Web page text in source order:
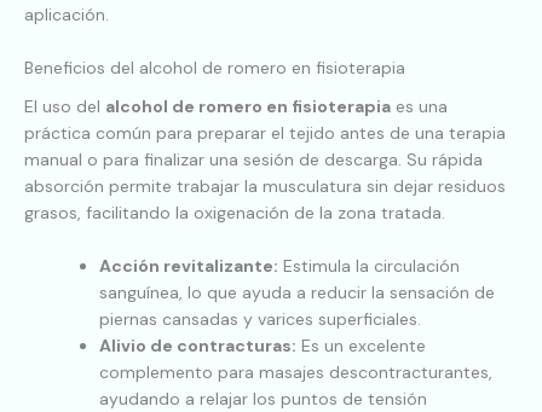
aplicación.
Beneficios del alcohol de romero en fisioterapia
El uso del alcohol de romero en fisioterapia es una
práctica común para preparar el tejido antes de una terapia
manual o para finalizar una sesión de descarga. Su rápida
absorción permite trabajar la musculatura sin dejar residuos
grasos, facilitando la oxigenación de la zona tratada.
Acción revitalizante: Estimula la circulación
sanguínea, lo que ayuda a reducir la sensación de
piernas cansadas y varices superficiales.
Alivio de contracturas: Es un excelente
complemento para masajes descontracturantes,
ayudando a relajar los puntos de tensión